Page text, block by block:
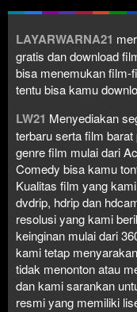
LAYARWARNA21
gratis dan download
bisa menemukan film-
tentu bisa kamu
LW21 Menyediakan
terbaru serta film
genre film mulai dari
Comedy bisa kamu
Kualitas film yang
dvdrip, hdrip dan
resolusi yang kami
keinginan mulai dari
kami tetap
tidak menonton atau
dan kami sarankan
resmi yang memiliki